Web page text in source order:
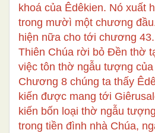
khoá của Êdêkien. Nó xuất
trong mườì một chương
hiện nữa cho tới chương
Thiên Chúa rời bỏ Đền thờ
việc tôn thờ ngẫu tượng
Chương 8 chúng ta thấy
kiến được mang tới
kiến bốn loại thờ ngẫu
trong tiền đình nhà Chúa,